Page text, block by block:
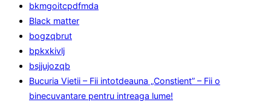
bkmgoitcpdfmda
Black matter
bogzqbrut
bpkxkivlj
bsjjujozqb
Bucuria Vietii – Fii intotdeauna „Constient” – Fii o
binecuvantare pentru intreaga lume!